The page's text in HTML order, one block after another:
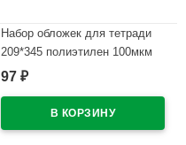
Набор обложек для тетради
209*345 полиэтилен 100мкм
10 штук в наборе арт Т100-10
97 ₽